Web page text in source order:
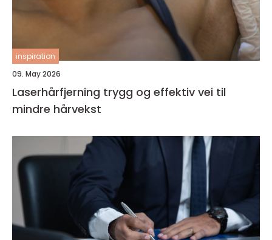
inspiration
09. May 2026
Laserhårfjerning trygg og effektiv vei til
mindre hårvekst